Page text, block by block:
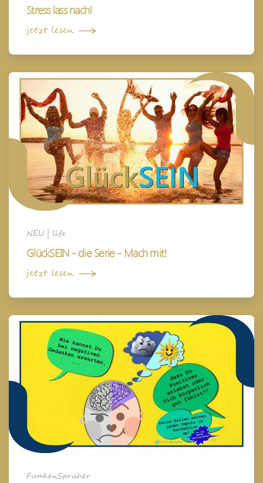
Stress lass nach!
jetzt lesen
NEU life
GlückSEIN - die Serie - Mach mit!
jetzt lesen
FunkenSprüher